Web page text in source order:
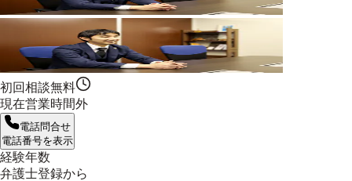
初回相談無料
現在営業時間外
電話問合せ
電話番号を表示
経験年数
弁護士登録から